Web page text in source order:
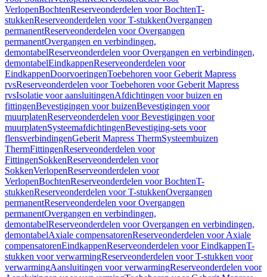
VerlopenBochtenReserveonderdelen voor BochtenT-
stukkenReserveonderdelen voor T-stukkenOvergangen
permanentReserveonderdelen voor Overgangen
permanentOvergangen en verbindingen,
demontabelReserveonderdelen voor Overgangen en verbindingen,
demontabelEindkappenReserveonderdelen voor
EindkappenDoorvoeringenToebehoren voor Geberit Mapress
rvsReserveonderdelen voor Toebehoren voor Geberit Mapress
rvsIsolatie voor aansluitingenAfdichtingen voor buizen en
fittingenBevestigingen voor buizenBevestigingen voor
muurplatenReserveonderdelen voor Bevestigingen voor
muurplatenSysteemafdichtingenBevestiging-sets voor
flensverbindingenGeberit Mapress ThermSysteembuizen
ThermFittingenReserveonderdelen voor
FittingenSokkenReserveonderdelen voor
SokkenVerlopenReserveonderdelen voor
VerlopenBochtenReserveonderdelen voor BochtenT-
stukkenReserveonderdelen voor T-stukkenOvergangen
permanentReserveonderdelen voor Overgangen
permanentOvergangen en verbindingen,
demontabelReserveonderdelen voor Overgangen en verbindingen,
demontabelAxiale compensatorenReserveonderdelen voor Axiale
compensatorenEindkappenReserveonderdelen voor EindkappenT-
stukken voor verwarmingReserveonderdelen voor T-stukken voor
verwarmingAansluitingen voor verwarmingReserveonderdelen voor